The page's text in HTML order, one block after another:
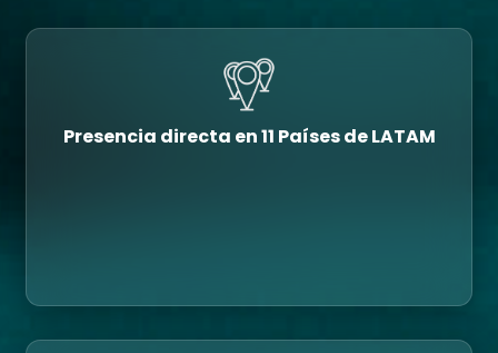
Presencia directa en 11 Países de LATAM